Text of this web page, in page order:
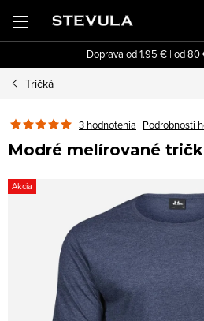
obsah
Doprava od 1.95 € | od
Tričká
3 hodnotenia Podrobnosti
Modré melírované
Akcia